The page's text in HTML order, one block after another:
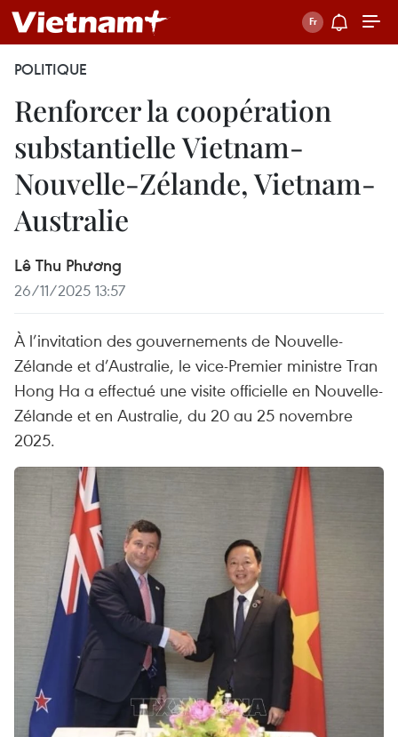
POLITIQUE
Renforcer la coopération
substantielle Vietnam-
Nouvelle-Zélande, Vietnam-
Australie
Lê Thu Phương
26/11/2025 13:57
À l’invitation des gouvernements de Nouvelle-
Zélande et d’Australie, le vice-Premier ministre Tran
Hong Ha a effectué une visite officielle en Nouvelle-
Zélande et en Australie, du 20 au 25 novembre
2025.